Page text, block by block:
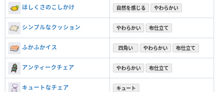
ほしくさのこしかけ 自然を感じる やわらかい
シンプルなクッション やわらかい 布仕立て
ふかふかイス 四角い やわらかい 布仕立て
アンティークチェア やわらかい 布仕立て
キュートなチェア キュート